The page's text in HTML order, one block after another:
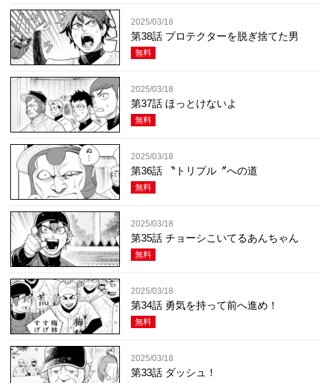
2025/03/18
第38話 プロテクターを脱ぎ捨てた男
無料
2025/03/18
第37話 ほっとけないよ
無料
2025/03/18
第36話 〝トリプル〞への道
無料
2025/03/18
第35話 チョーシこいてるあんちゃん
無料
2025/03/18
第34話 勇気を持って前へ進め！
無料
2025/03/18
第33話 ダッシュ！